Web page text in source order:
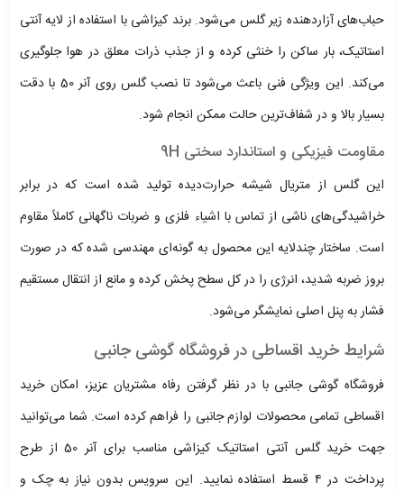
حباب‌های آزاردهنده زیر گلس می‌شود. برند کیزاشی با استفاده از لایه آنتی
استاتیک، بار ساکن را خنثی کرده و از جذب ذرات معلق در هوا جلوگیری
می‌کند. این ویژگی فنی باعث می‌شود تا نصب گلس روی آنر 50 با دقت
بسیار بالا و در شفاف‌ترین حالت ممکن انجام شود.
مقاومت فیزیکی و استاندارد سختی 9H
این گلس از متریال شیشه حرارت‌دیده تولید شده است که در برابر
خراشیدگی‌های ناشی از تماس با اشیاء فلزی و ضربات ناگهانی کاملاً مقاوم
است. ساختار چندلایه این محصول به گونه‌ای مهندسی شده که در صورت
بروز ضربه شدید، انرژی را در کل سطح پخش کرده و مانع از انتقال مستقیم
فشار به پنل اصلی نمایشگر می‌شود.
شرایط خرید اقساطی در فروشگاه گوشی جانبی
فروشگاه گوشی جانبی با در نظر گرفتن رفاه مشتریان عزیز، امکان خرید
اقساطی تمامی محصولات لوازم جانبی را فراهم کرده است. شما می‌توانید
جهت خرید گلس آنتی استاتیک کیزاشی مناسب برای آنر 50 از طرح
پرداخت در ۴ قسط استفاده نمایید. این سرویس بدون نیاز به چک و